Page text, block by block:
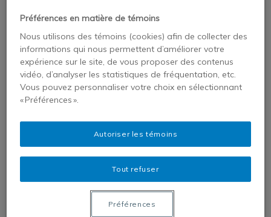
Revues et monographies
Dans les médias
Profil
Statafriques
Liste des pays africains par régions –
Afrique australe
Liste des pays africains par régions –
Afrique centrale
Liste des pays africains par régions –
Afrique du nord
Préférences en matière de témoins
Nous utilisons des témoins (cookies) afin de collecter des
informations qui nous permettent d’améliorer votre
expérience sur le site, de vous proposer des contenus
vidéo, d’analyser les statistiques de fréquentation, etc.
Vous pouvez personnaliser votre choix en sélectionnant
« Préférences ».
Tout refuser
Autoriser les témoins
Préférences